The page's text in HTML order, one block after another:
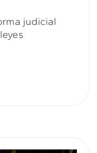
judicial